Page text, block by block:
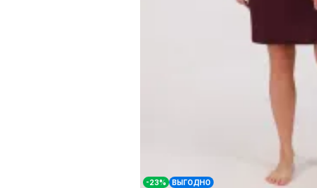
-23% ВЫГОДНО